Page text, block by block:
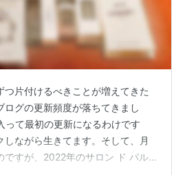
つ片付けるべきことが増えてきた
ログの更新頻度が落ちてきまし
って最初の更新になるわけです
しながら生きてます。そして、月
ですが、2022年のサロン ド パル